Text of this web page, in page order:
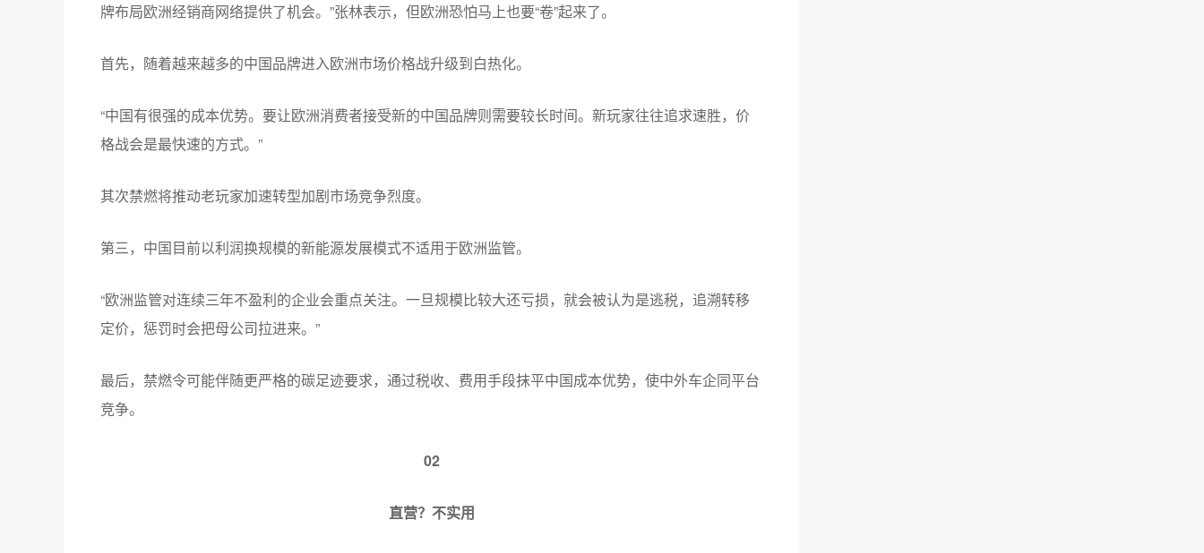
牌布局欧洲经销商网络提供了机会。”张林表示，但欧洲恐怕马上也要“卷”起来了。
首先，随着越来越多的中国品牌进入欧洲市场价格战升级到白热化。
“中国有很强的成本优势。要让欧洲消费者接受新的中国品牌则需要较长时间。新玩家往往追求速胜，价
格战会是最快速的方式。”
其次禁燃将推动老玩家加速转型加剧市场竞争烈度。
第三，中国目前以利润换规模的新能源发展模式不适用于欧洲监管。
“欧洲监管对连续三年不盈利的企业会重点关注。一旦规模比较大还亏损，就会被认为是逃税，追溯转移
定价，惩罚时会把母公司拉进来。”
最后，禁燃令可能伴随更严格的碳足迹要求，通过税收、费用手段抹平中国成本优势，使中外车企同平台
竞争。
02
直营？不实用